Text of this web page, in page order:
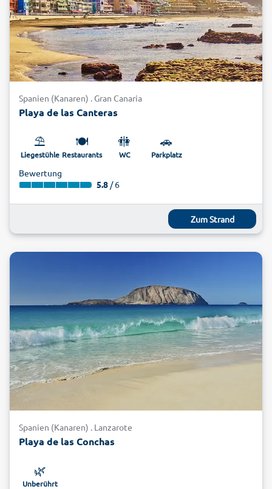
Spanien (Kanaren) . Gran Canaria
Playa de las Canteras
⛱️
Liegestühle
🍽️
Restaurants
🚻
WC
🚗
Parkplatz
Bewertung
5.8 / 6
Zum Strand
Spanien (Kanaren) . Lanzarote
Playa de las Conchas
🌿
Unberührt